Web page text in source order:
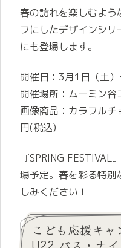
春の訪れを楽しむよう
フにしたデザインシ
にも登場します。
開催日：3月1日（土）
開催場所：ムーミン谷
画像商品：カラフル
円(税込)
『SPRING
場予定。春を彩る特別
しみください！
こども応援キャ